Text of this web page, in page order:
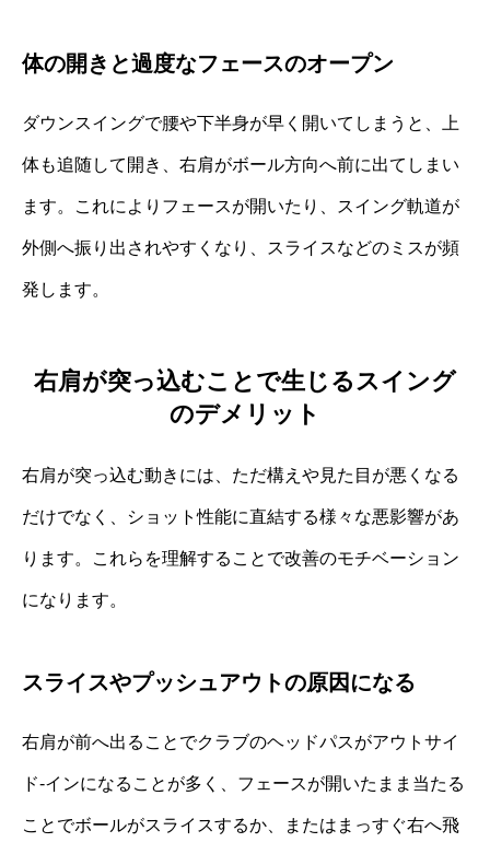
体の開きと過度なフェースのオープン
ダウンスイングで腰や下半身が早く開いてしまうと、上
体も追随して開き、右肩がボール方向へ前に出てしまい
ます。これによりフェースが開いたり、スイング軌道が
外側へ振り出されやすくなり、スライスなどのミスが頻
発します。
右肩が突っ込むことで生じるスイング
のデメリット
右肩が突っ込む動きには、ただ構えや見た目が悪くなる
だけでなく、ショット性能に直結する様々な悪影響があ
ります。これらを理解することで改善のモチベーション
になります。
スライスやプッシュアウトの原因になる
右肩が前へ出ることでクラブのヘッドパスがアウトサイ
ド‐インになることが多く、フェースが開いたまま当たる
ことでボールがスライスするか、またはまっすぐ右へ飛